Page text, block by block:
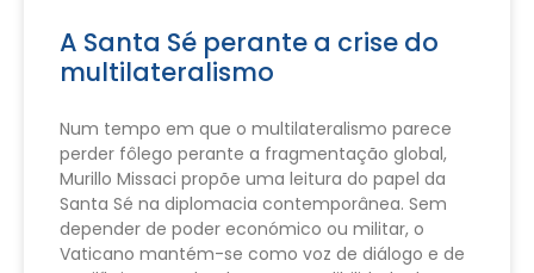
A Santa Sé perante a crise do
multilateralismo
Num tempo em que o multilateralismo parece
perder fôlego perante a fragmentação global,
Murillo Missaci propõe uma leitura do papel da
Santa Sé na diplomacia contemporânea. Sem
depender de poder económico ou militar, o
Vaticano mantém-se como voz de diálogo e de